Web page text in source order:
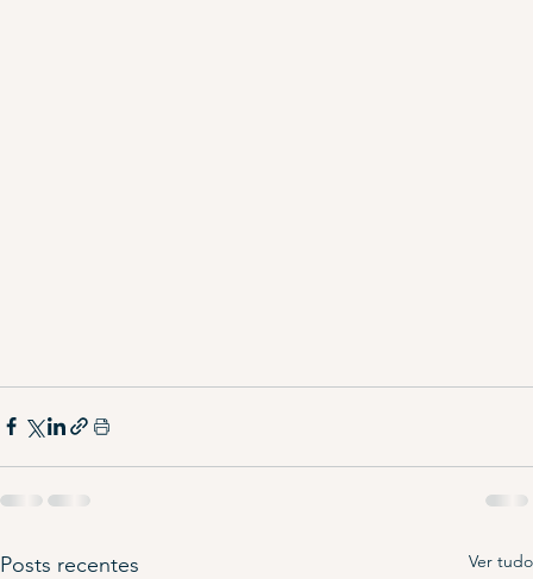
Posts recentes Ver tudo